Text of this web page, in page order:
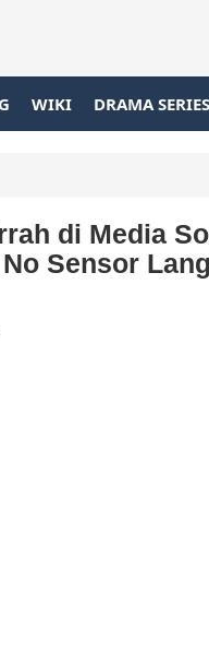
WIKI DRAMA SERIES
di Media
Sensor